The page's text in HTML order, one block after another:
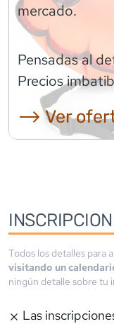
mercado.
Pensadas al
Precios
⟶ Ver
Todos los detalles para
visitando un
ningún detalle sobre tu
Las